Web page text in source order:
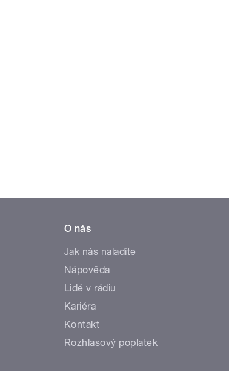
O nás
Jak nás naladíte
Nápověda
Lidé v rádiu
Kariéra
Kontakt
Rozhlasový poplatek